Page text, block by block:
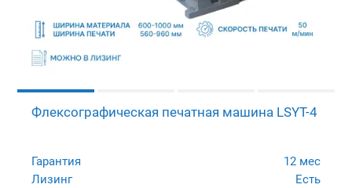
Флексографическая печатная машина LSYT-4
Гарантия
12 мес
Лизинг
Есть